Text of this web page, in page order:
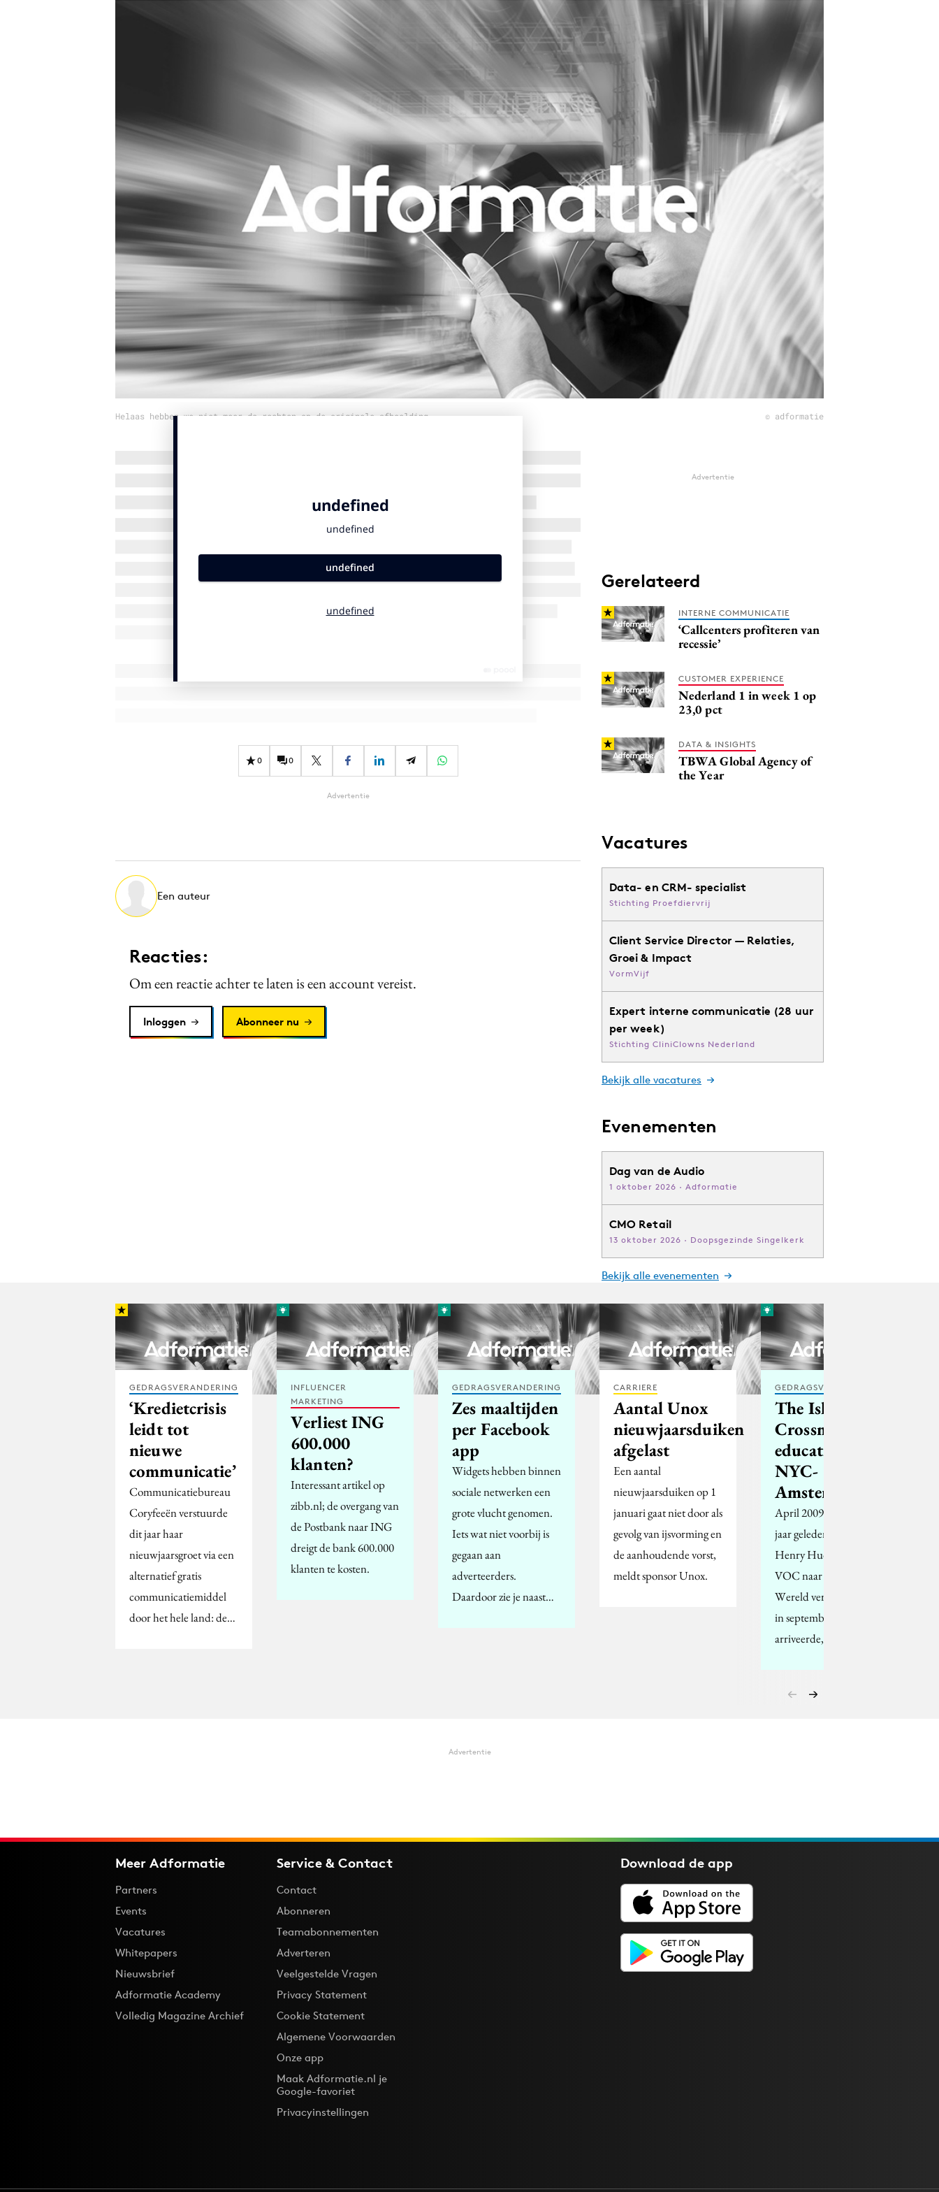
Influencer marketing
Interne communicatie
Purpose Marketing
Reputatie & crisis
Helaas hebben we niet meer de rechten op de originele afbeelding © adformatie
0 0
Advertentie
Een auteur
Reacties:
Om een reactie achter te laten is een account vereist.
Inloggen Abonneer nu
Advertentie
Gerelateerd
INTERNE COMMUNICATIE
‘Callcenters profiteren van
recessie’
CUSTOMER EXPERIENCE
Nederland 1 in week 1 op
23,0 pct
DATA & INSIGHTS
TBWA Global Agency of
the Year
Vacatures
Data- en CRM- specialist
Stichting Proefdiervrij
Client Service Director — Relaties,
Groei & Impact
VormVijf
Expert interne communicatie (28 uur
per week)
Stichting CliniClowns Nederland
Bekijk alle vacatures
Evenementen
Dag van de Audio
1 oktober 2026 · Adformatie
CMO Retail
13 oktober 2026 · Doopsgezinde Singelkerk
Bekijk alle evenementen
GEDRAGSVERANDERING
‘Kredietcrisis
leidt tot
nieuwe
communicatie’
Communicatiebureau
Coryfeeën verstuurde
dit jaar haar
nieuwjaarsgroet via een
alternatief gratis
communicatiemiddel
door het hele land: de…
INFLUENCER
MARKETING
Verliest ING
600.000
klanten?
Interessant artikel op
zibb.nl; de overgang van
de Postbank naar ING
dreigt de bank 600.000
klanten te kosten.
GEDRAGSVERANDERING
Zes maaltijden
per Facebook
app
Widgets hebben binnen
sociale netwerken een
grote vlucht genomen.
Iets wat niet voorbij is
gegaan aan
adverteerders.
Daardoor zie je naast…
CARRIERE
Aantal Unox
nieuwjaarsduiken
afgelast
Een aantal
nieuwjaarsduiken op 1
januari gaat niet door als
gevolg van ijsvorming en
de aanhoudende vorst,
meldt sponsor Unox.
GEDRAGSVERANDERING
The Island:
Crossmediaal
educatieproject
NYC-
Amsterdam
April 2009 is het 400
jaar geleden dat de Brit
Henry Hudson voor de
VOC naar de Nieuwe
Wereld vertrok en daar
in september 1609
arriveerde,…
Advertentie
Meer Adformatie
Partners
Events
Vacatures
Whitepapers
Nieuwsbrief
Adformatie Academy
Volledig Magazine Archief
Service & Contact
Contact
Abonneren
Teamabonnementen
Adverteren
Veelgestelde Vragen
Privacy Statement
Cookie Statement
Algemene Voorwaarden
Onze app
Maak Adformatie.nl je
Google-favoriet
Privacyinstellingen
Download deapp